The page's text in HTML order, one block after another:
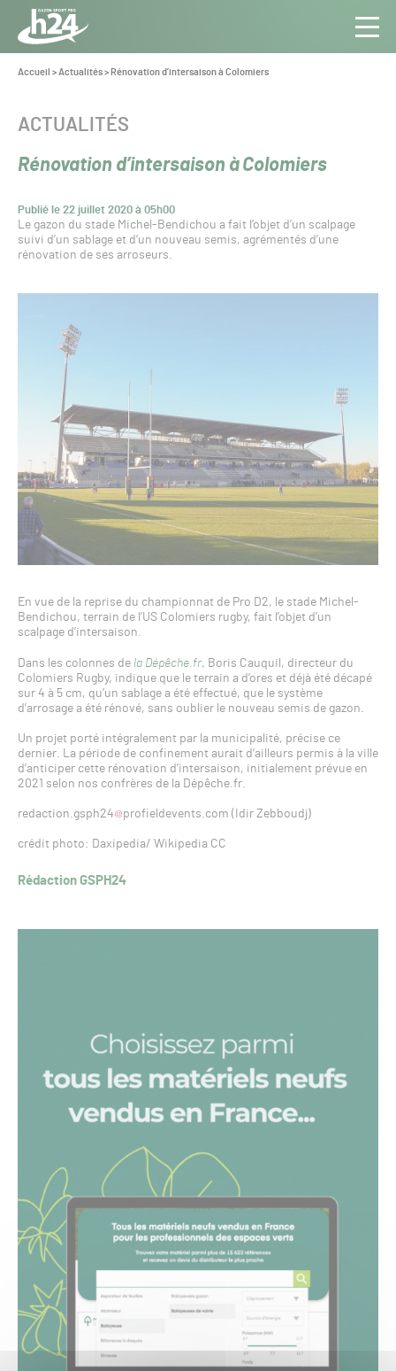
Panneau de gestion des cookies
Aller au contenu
Toute
l’info
Pro
Vous
Accueil >Actualités> Rénovation d’intersaison à Colomiers
Rénovation d’intersaison à Colomiers
Publié le 22 juillet 2020 à 05h00
CATÉGORIE :
ACTUALITÉS
Le gazon du stade Michel-Bendichou a fait l’objet d’un scalpage
suivi d’un sablage et d’un nouveau semis, agrémentés d’une
rénovation de ses arroseurs.
En vue de la reprise du championnat de Pro D2, le stade Michel-
Bendichou, terrain de l’US Colomiers rugby, fait l’objet d’un
scalpage d’intersaison.
Dans les colonnes de la Dépêche.fr, Boris Cauquil, directeur du
Colomiers Rugby, indique que le terrain a d’ores et déjà été décapé
sur 4 à 5 cm, qu’un sablage a été effectué, que le système
d’arrosage a été rénové, sans oublier le nouveau semis de gazon.
Un projet porté intégralement par la municipalité, précise ce
dernier. La période de confinement aurait d’ailleurs permis à la ville
d’anticiper cette rénovation d’intersaison, initialement prévue en
2021 selon nos confrères de la Dépêche.fr.
redaction.gsph24 profieldevents.com (Idir Zebboudj)
crédit photo: Daxipedia/ Wikipedia CC
Rédaction GSPH24